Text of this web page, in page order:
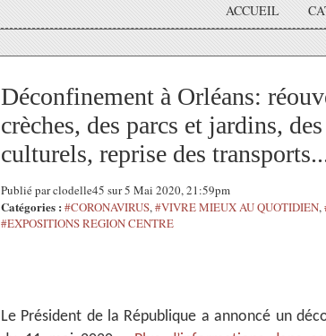
ACCUEIL
Déconfinement à Orléans:
crèches, des parcs et jardins,
culturels, reprise des
Publié par clodelle45 sur 5 Mai 2020, 21:59pm
Catégories : #CORONAVIRUS,#VIVRE MIEUX AU QUOTIDIEN,
#EXPOSITIONS REGION CENTRE
Le Président de la République a annoncé un